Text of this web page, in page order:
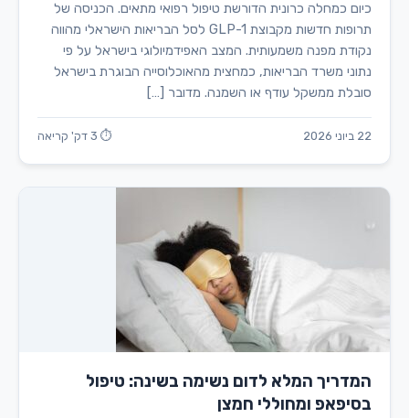
כיום כמחלה כרונית הדורשת טיפול רפואי מתאים. הכניסה של
תרופות חדשות מקבוצת GLP-1 לסל הבריאות הישראלי מהווה
נקודת מפנה משמעותית. המצב האפידמיולוגי בישראל על פי
נתוני משרד הבריאות, כמחצית מהאוכלוסייה הבוגרת בישראל
סובלת ממשקל עודף או השמנה. מדובר […]
22 ביוני 2026 ⏱ 3 דק' קריאה
המדריך המלא לדום נשימה בשינה: טיפול
בסיפאפ ומחוללי חמצן